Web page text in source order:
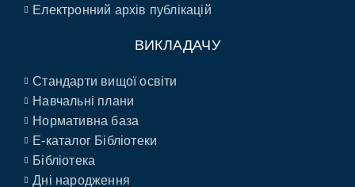
Електронний архів публікацій
ВИКЛАДАЧУ
Стандарти вищої освіти
Навчальні плани
Нормативна база
E-каталог Бібліотеки
Бібліотека
Дні народження